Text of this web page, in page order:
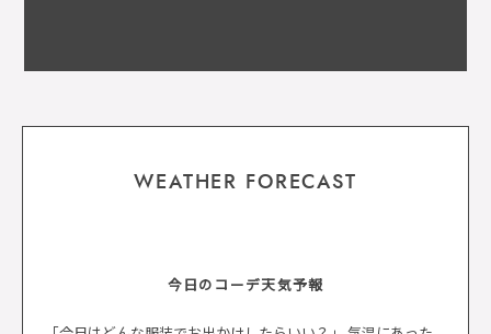
WEATHER FORECAST
今日のコーデ天気予報